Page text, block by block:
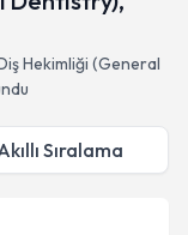
Hekimliği (General
Sıralama